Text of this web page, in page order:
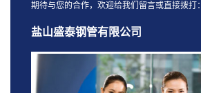
期待与您的合作，欢迎给我们留言或直接拨打：
盐山盛泰钢管有限公司